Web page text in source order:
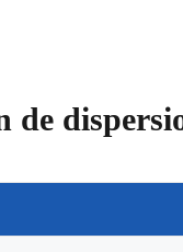
de